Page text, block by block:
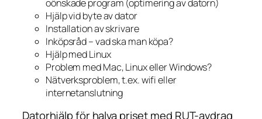
oönskade program (optimering av datorn)
Hjälp vid byte av dator
Installation av skrivare
Inköpsråd – vad ska man köpa?
Hjälp med Linux
Problem med Mac, Linux eller Windows?
Nätverksproblem, t.ex. wifi eller
internetanslutning
Datorhjälp för halva priset med RUT-avdrag